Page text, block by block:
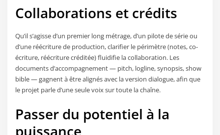
Collaborations et crédits
Qu’il s’agisse d’un premier long métrage, d’un pilote de série ou
d’une réécriture de production, clarifier le périmètre (notes, co-
écriture, réécriture créditée) fluidifie la collaboration. Les
documents d’accompagnement — pitch, logline, synopsis, show
bible — gagnent à être alignés avec la version dialogue, afin que
le projet parle d’une seule voix sur toute la chaîne.
Passer du potentiel à la
puissance